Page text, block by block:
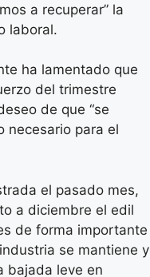
a recuperar” la
laboral.
ha lamentado que
del trimestre
de que “se
necesario para el
el pasado mes,
a diciembre el edil
de forma importante
se mantiene y
bajada leve en